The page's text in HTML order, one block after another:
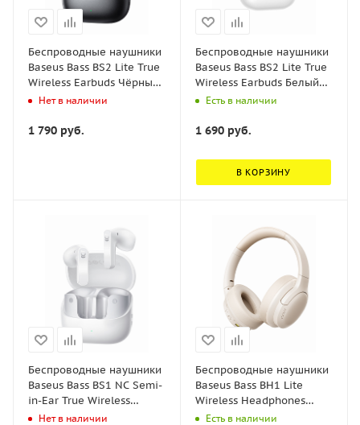
Беспроводные наушники
Baseus Bass BS2 Lite True
Wireless Earbuds Чёрный
(A0010A02)
Нет в наличии
1 790 руб.
Беспроводные наушники
Baseus Bass BS2 Lite True
Wireless Earbuds Белый
(A0010A03)
Есть в наличии
1 690 руб.
В КОРЗИНУ
Беспроводные наушники
Baseus Bass BS1 NC Semi-
in-Ear True Wireless
Earbuds Белый
Нет в наличии
Беспроводные наушники
Baseus Bass BH1 Lite
Wireless Headphones
Starlight Off Белый
Есть в наличии